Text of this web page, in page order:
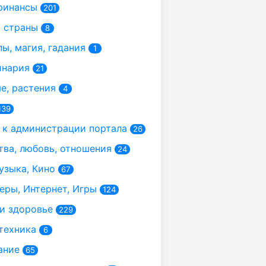
201
8
магия, гадания 1
21
растения 4
администрации портала 26
любовь, отношения 24
Кино 67
Интернет, Игры 124
здоровье 229
6
65